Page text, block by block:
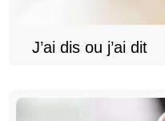
J’ai dis ou j’ai dit